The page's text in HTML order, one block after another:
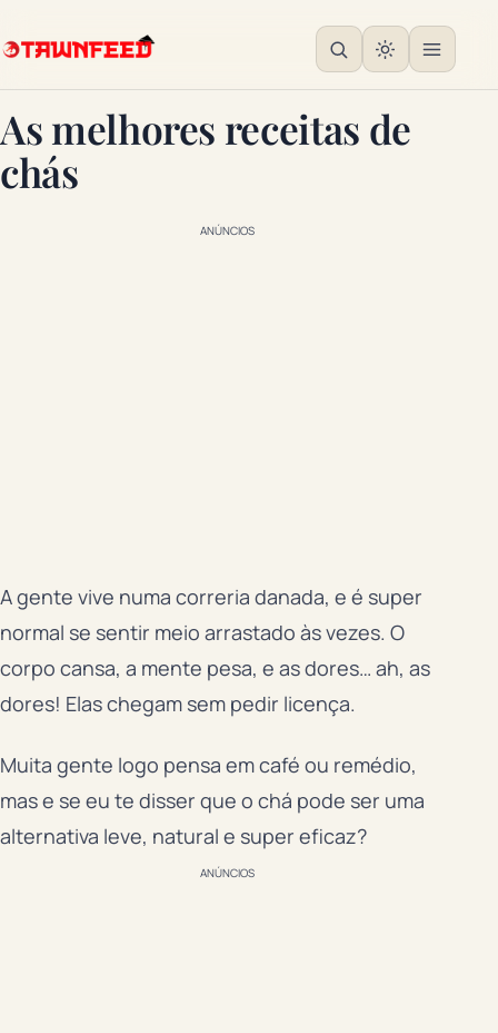
As melhores receitas de
chás
ANÚNCIOS
A gente vive numa correria danada, e é super
normal se sentir meio arrastado às vezes. O
corpo cansa, a mente pesa, e as dores… ah, as
dores! Elas chegam sem pedir licença.
Muita gente logo pensa em café ou remédio,
mas e se eu te disser que o chá pode ser uma
alternativa leve, natural e super eficaz?
ANÚNCIOS